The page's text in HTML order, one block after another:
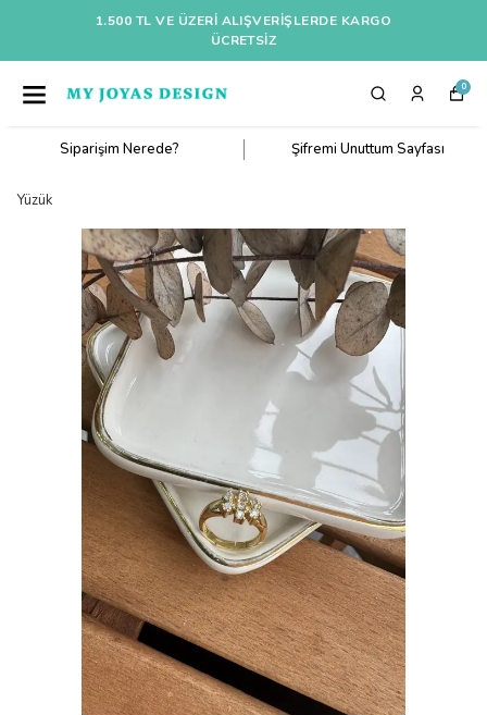
1.500 TL VE ÜZERI ALIŞVERIŞLERDE KARGO
ÜCRETSİZ
0
Siparişim Nerede? Şifremi Unuttum Sayfası
Yüzük